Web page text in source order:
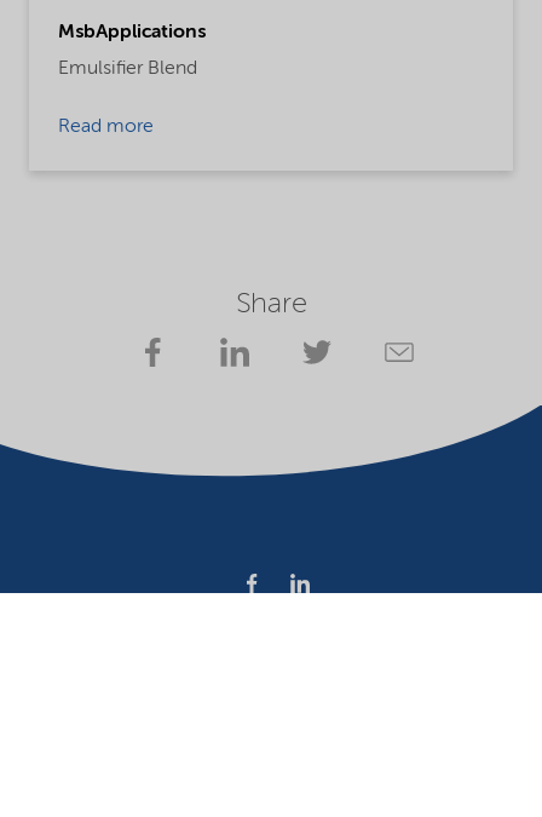
MsbApplications
Emulsifier Blend
Read more
Share